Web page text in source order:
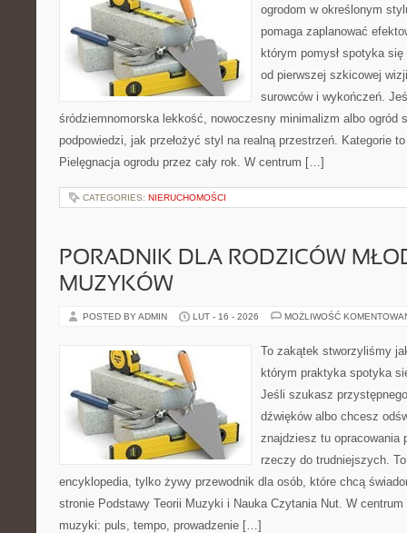
ogrodom w określonym
pomaga zaplanować
którym pomysł spotyka
od pierwszej szkicowej
surowców i wykończeń.
śródziemnomorska lekkość, nowoczesny minimalizm albo ogród
podpowiedzi, jak przełożyć styl na realną przestrzeń. Kategorie
Pielęgnacja ogrodu przez cały rok. W centrum […]
CATEGORIES: NIERUCHOMOŚCI
PORADNIK DLA RODZICÓW
MUZYKÓW
POSTED BY ADMIN LUT - 16 - 2026 MOŻLIWOŚĆ
To zakątek stworzyliśmy
którym praktyka spotyka
Jeśli szukasz
dźwięków albo chcesz
znajdziesz tu opracowania
rzeczy do trudniejszych.
encyklopedia, tylko żywy przewodnik dla osób, które chcą
stronie Podstawy Teorii Muzyki i Nauka Czytania Nut. W
muzyki: puls, tempo, prowadzenie […]